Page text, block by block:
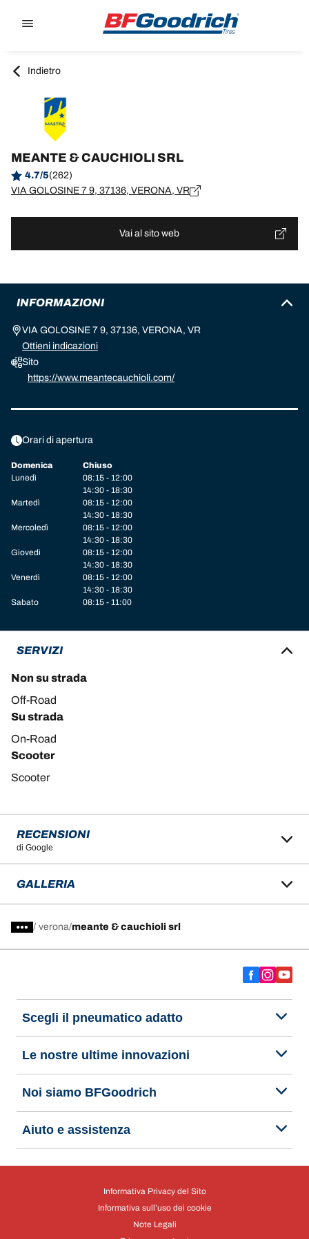
Indietro
MEANTE & CAUCHIOLI SRL
4.7/5(262)
VIA GOLOSINE 7 9, 37136, VERONA, VR
Vai al sito web
INFORMAZIONI
VIA GOLOSINE 7 9, 37136, VERONA, VR
Ottieni indicazioni
Sito
https://www.meantecauchioli.com/
Orari di apertura
Domenica
Chiuso
Lunedì
08:15 - 12:00
14:30 - 18:30
Martedì
08:15 - 12:00
14:30 - 18:30
Mercoledì
08:15 - 12:00
14:30 - 18:30
Giovedì
08:15 - 12:00
14:30 - 18:30
Venerdì
08:15 - 12:00
14:30 - 18:30
Sabato
08:15 - 11:00
SERVIZI
Non su strada
Off-Road
Su strada
On-Road
Scooter
Scooter
RECENSIONI
di Google
GALLERIA
/ verona meante & cauchioli srl
Scegli il pneumatico adatto
Le nostre ultime innovazioni
Noi siamo BFGoodrich
Aiuto e assistenza
Informativa Privacy del Sito
Informativa sull’uso dei cookie
Note Legali